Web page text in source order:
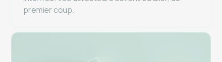
premier coup.